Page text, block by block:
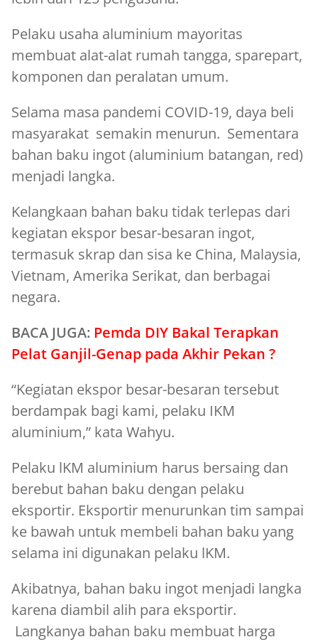
Pelaku usaha aluminium mayoritas
membuat alat-alat rumah tangga, sparepart,
komponen dan peralatan umum.
Selama masa pandemi COVID-19, daya beli
masyarakat semakin menurun. Sementara
bahan baku ingot (aluminium batangan, red)
menjadi langka.
Kelangkaan bahan baku tidak terlepas dari
kegiatan ekspor besar-besaran ingot,
termasuk skrap dan sisa ke China, Malaysia,
Vietnam, Amerika Serikat, dan berbagai
negara.
BACA JUGA: Pemda DIY Bakal Terapkan
Pelat Ganjil-Genap pada Akhir Pekan ?
“Kegiatan ekspor besar-besaran tersebut
berdampak bagi kami, pelaku IKM
aluminium,” kata Wahyu.
Pelaku lKM aluminium harus bersaing dan
berebut bahan baku dengan pelaku
eksportir. Eksportir menurunkan tim sampai
ke bawah untuk membeli bahan baku yang
selama ini digunakan pelaku lKM.
Akibatnya, bahan baku ingot menjadi langka
karena diambil alih para eksportir.
Langkanya bahan baku membuat harga